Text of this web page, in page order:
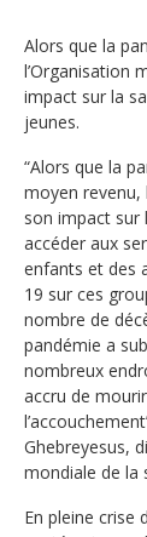
Alors que la
l’Organisation
impact sur la
jeunes.
“Alors que la
moyen revenu,
son impact sur
accéder aux
enfants et des
19 sur ces
nombre de
pandémie a
nombreux
accru de
Ghebreyesus,
mondiale de la
En pleine crise